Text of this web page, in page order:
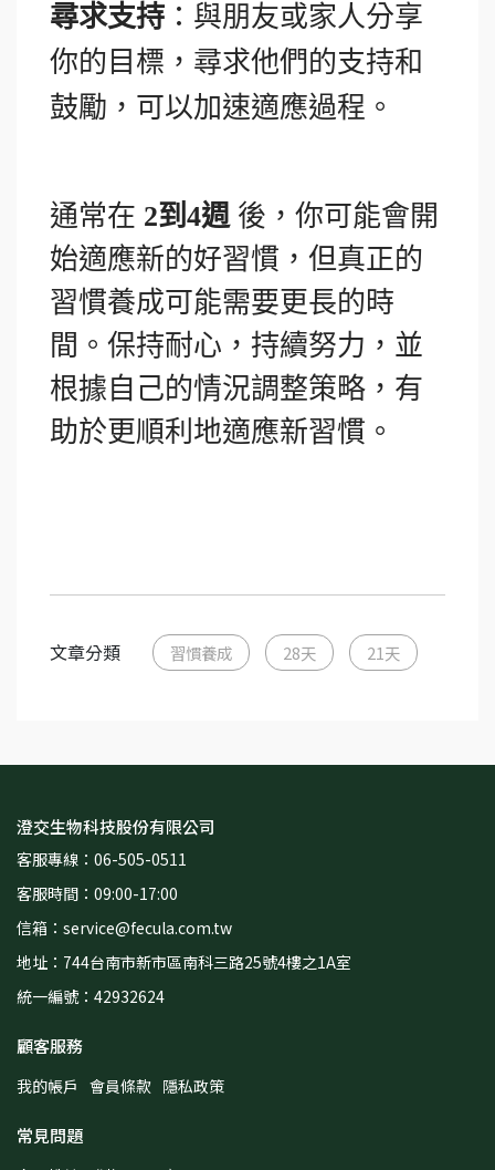
尋求支持 ：與朋友或家人分享
你的目標，尋求他們的支持和
鼓勵，可以加速適應過程。
通常在 2到4週後，你可能會開
始適應新的好習慣，但真正的
習慣養成可能需要更長的時
間。保持耐心，持續努力，並
根據自己的情況調整策略，有
助於更順利地適應新習慣。
文章分類 習慣養成 28天 21天
澄交生物科技股份有限公司
客服專線：06-505-0511
客服時間：09:00-17:00
信箱：service@fecula.com.tw
地址：744台南市新市區南科三路25號4樓之1A室
統一編號：42932624
顧客服務
我的帳戶 會員條款 隱私政策
常見問題